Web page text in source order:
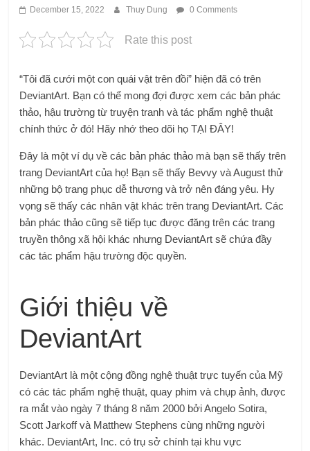
December 15, 2022 Thuy Dung 0 Comments
Rate this post
“Tôi đã cưới một con quái vật trên đồi” hiện đã có trên
DeviantArt. Bạn có thể mong đợi được xem các bản phác
thảo, hậu trường từ truyện tranh và tác phẩm nghệ thuật
chính thức ở đó! Hãy nhớ theo dõi họ TẠI ĐÂY!
Đây là một ví dụ về các bản phác thảo mà bạn sẽ thấy trên
trang DeviantArt của họ! Bạn sẽ thấy Bevvy và August thử
những bộ trang phục dễ thương và trở nên đáng yêu. Hy
vọng sẽ thấy các nhân vật khác trên trang DeviantArt. Các
bản phác thảo cũng sẽ tiếp tục được đăng trên các trang
truyền thông xã hội khác nhưng DeviantArt sẽ chứa đầy
các tác phẩm hậu trường độc quyền.
Giới thiệu về
DeviantArt
DeviantArt là một cộng đồng nghệ thuật trực tuyến của Mỹ
có các tác phẩm nghệ thuật, quay phim và chụp ảnh, được
ra mắt vào ngày 7 tháng 8 năm 2000 bởi Angelo Sotira,
Scott Jarkoff và Matthew Stephens cùng những người
khác. DeviantArt, Inc. có trụ sở chính tại khu vực